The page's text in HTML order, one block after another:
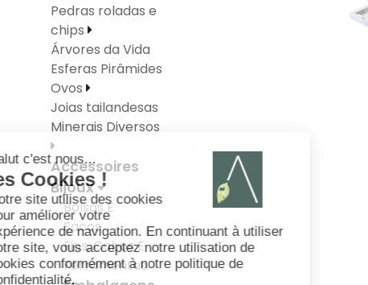
Pedras roladas e
chips
Árvores da Vida
Esferas Pirâmides
Ovos
Joias tailandesas
Minerais Diversos
Accessoires
Bijoux
Bolsas E
Sacos
Fios, Cabos E
Ferramentas